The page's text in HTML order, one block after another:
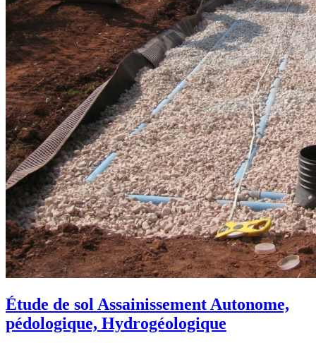
Étude de sol Assainissement Autonome,
pédologique, Hydrogéologique